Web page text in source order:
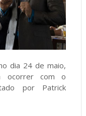
dia 24 de maio,
ocorrer com o
por Patrick